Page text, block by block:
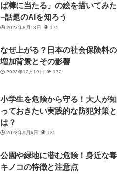
ば棒に当たる」の絵を描いてみた
−話題のAIを知ろう
2023年8月13日 175
なぜ上がる？日本の社会保険料の
増加背景とその影響
2023年12月19日 172
小学生を危険から守る！大人が知
っておきたい実践的な防犯対策と
は？
2023年9月6日 135
公園や緑地に潜む危険！身近な毒
キノコの特徴と注意点